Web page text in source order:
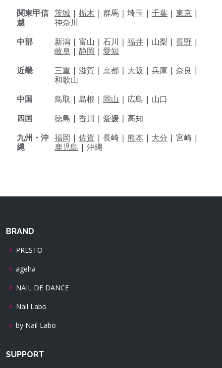
関東甲信
越
茨城 | 栃木 | 群馬 | 埼玉 | 千葉 | 東京 |
神奈川
中部
新潟 | 富山 | 石川 | 福井 | 山梨 | 長野 |
岐阜 | 静岡 | 愛知
近畿
三重 | 滋賀 | 京都 | 大阪 | 兵庫 | 奈良 |
和歌山
中国
鳥取 | 島根 | 岡山 | 広島 | 山口
四国
徳島 | 香川 | 愛媛 | 高知
九州・沖
縄
福岡 | 佐賀 | 長崎 | 熊本 | 大分 | 宮崎 |
鹿児島 | 沖縄
BRAND
PRESTO
ageha
NAIL DE DANCE
Nail Labo
by Nail Labo
SUPPORT